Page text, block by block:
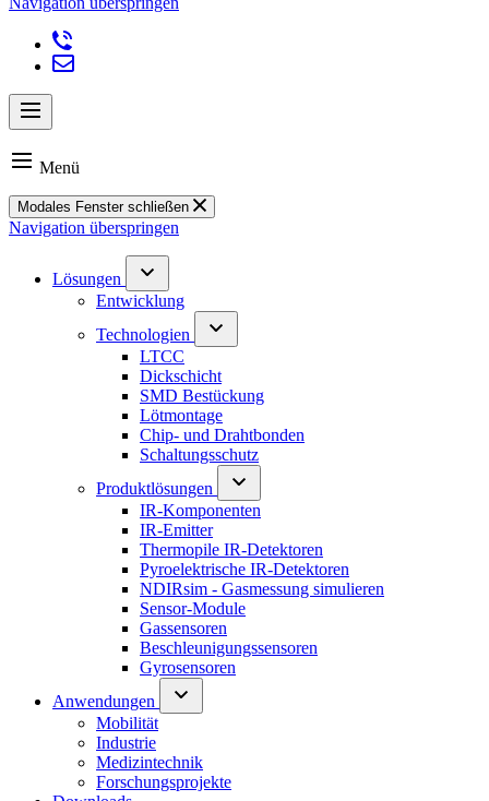
Menü
Modales Fenster schließen
Navigation überspringen
Lösungen
Entwicklung
Technologien
LTCC
Dickschicht
SMD Bestückung
Lötmontage
Chip- und Drahtbonden
Schaltungsschutz
Produktlösungen
IR-Komponenten
IR-Emitter
Thermopile IR-Detektoren
Pyroelektrische IR-Detektoren
NDIRsim - Gasmessung simulieren
Sensor-Module
Gassensoren
Beschleunigungssensoren
Gyrosensoren
Anwendungen
Mobilität
Industrie
Medizintechnik
Forschungsprojekte